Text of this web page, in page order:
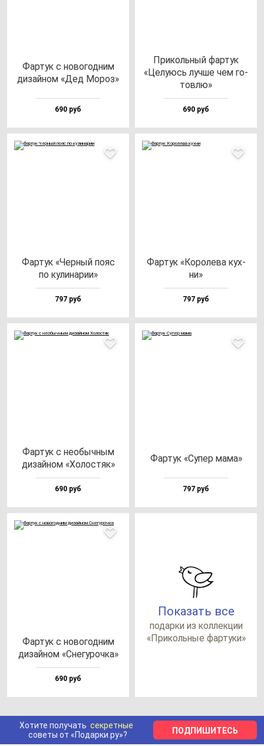
Фар­тук с но­во­год­ним
ди­зай­ном «Дед Мороз»
690 руб
При­коль­ный фар­тук
«Целу­юсь луч­ше чем го­
тов­лю»
690 руб
Фар­тук «Чер­ный по­яс
по ку­ли­на­рии»
797 руб
Фар­тук «Коро­ле­ва кух­
ни»
797 руб
Фар­тук с не­обыч­ным
ди­зай­ном «Холос­тяк»
690 руб
Фар­тук «Супер ма­ма»
797 руб
Фар­тук с но­во­год­ним
ди­зай­ном «Сне­гу­роч­ка»
690 руб
Показать все
по­дар­ки из кол­лек­ции
«При­коль­ные фар­ту­ки»
Хотите получать секретные
советы от «Подарки.ру»?
ПОДПИШИТЕСЬ